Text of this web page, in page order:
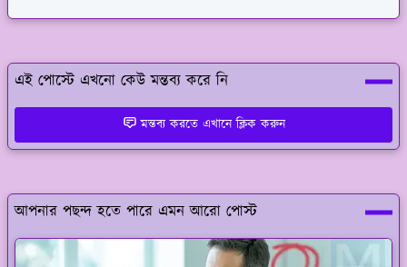
এই পোস্টে এখনো কেউ মন্তব্য করে নি
মন্তব্য করতে এখানে ক্লিক করুন
আপনার পছন্দ হতে পারে এমন আরো পোস্ট